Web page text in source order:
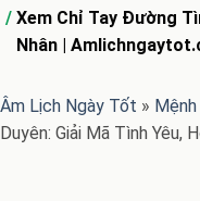
Xem Chỉ Tay Đường
Nhân |
Âm Lịch Ngày Tốt »
Duyên: Giải Mã Tình Yêu,